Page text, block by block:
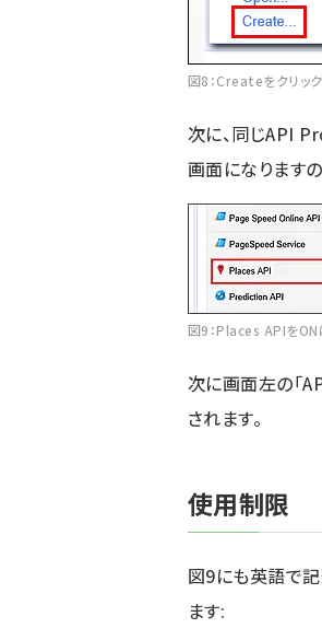
図8：Createをクリッ
次に、同じAPI
画面になります
図9：Places APIをON
次に画面左の「
されます。
使用制限
図9にも英語で
ます: